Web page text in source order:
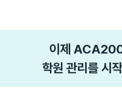
이제
학원 관리를 시